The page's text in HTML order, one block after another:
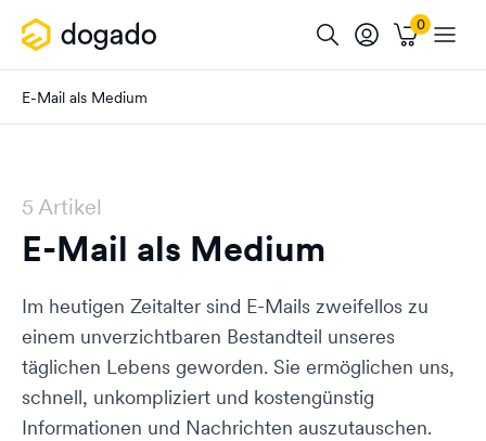
E-Mail als Medium
5 Artikel
E-Mail als Medium
Im heutigen Zeitalter sind E-Mails zweifellos zu
einem unverzichtbaren Bestandteil unseres
täglichen Lebens geworden. Sie ermöglichen uns,
schnell, unkompliziert und kostengünstig
Informationen und Nachrichten auszutauschen.